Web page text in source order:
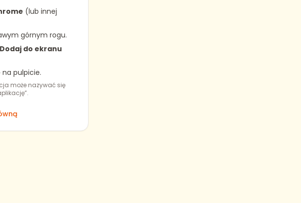
(lub innej
górnym rogu.
do ekranu
na pulpicie.
może nazywać się